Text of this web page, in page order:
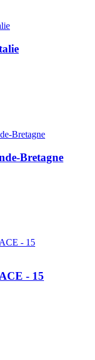
Bretagne
- 15